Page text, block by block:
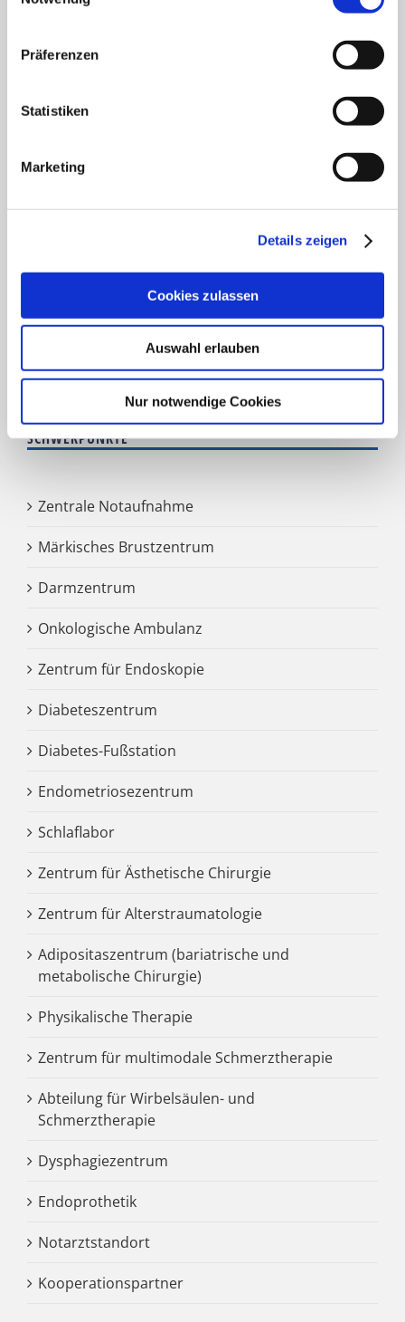
Präferenzen
Statistiken
Marketing
Details zeigen
Cookies zulassen
Auswahl erlauben
Nur notwendige Cookies
Klinik für Innere Medizin Goethestraße
Klinik für Plastische und Ästhetische Chirurgie,
HNO Belegabteilung
SCHWERPUNKTE
Zentrale Notaufnahme
Märkisches Brustzentrum
Darmzentrum
Onkologische Ambulanz
Zentrum für Endoskopie
Diabeteszentrum
Diabetes-Fußstation
Endometriosezentrum
Schlaflabor
Zentrum für Ästhetische Chirurgie
Zentrum für Alterstraumatologie
Adipositaszentrum (bariatrische und
metabolische Chirurgie)
Physikalische Therapie
Zentrum für multimodale Schmerztherapie
Abteilung für Wirbelsäulen- und
Schmerztherapie
Dysphagiezentrum
Endoprothetik
Notarztstandort
Kooperationspartner